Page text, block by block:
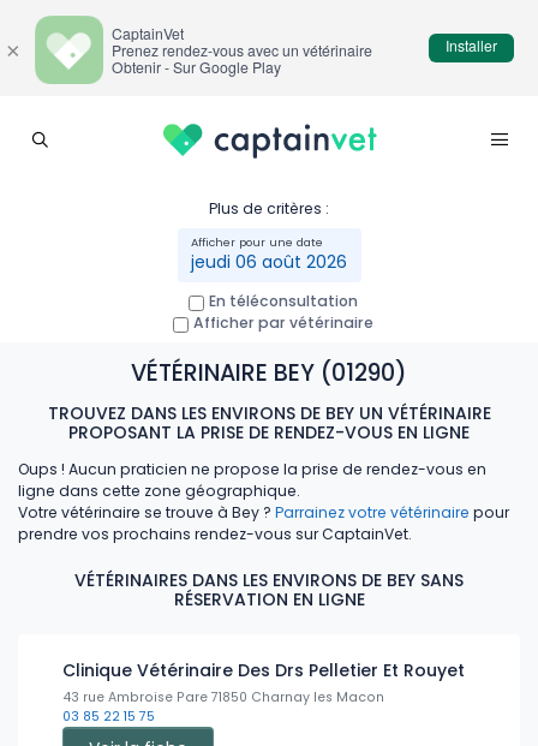
Plus de critères :
jeudi 06 août 2026
En téléconsultation
Afficher par vétérinaire
VÉTÉRINAIRE BEY (01290)
TROUVEZ DANS LES ENVIRONS DE BEY UN VÉTÉRINAIRE
PROPOSANT LA PRISE DE RENDEZ-VOUS EN LIGNE
Oups ! Aucun praticien ne propose la prise de rendez-vous en
ligne dans cette zone géographique.
Votre vétérinaire se trouve à Bey ? Parrainez votre vétérinaire pour
prendre vos prochains rendez-vous sur CaptainVet.
VÉTÉRINAIRES DANS LES ENVIRONS DE BEY SANS
RÉSERVATION EN LIGNE
Clinique Vétérinaire Des Drs Pelletier Et Rouyet
43 rue Ambroise Pare 71850 Charnay les Macon
03 85 22 15 75
×
CaptainVet
Prenez rendez-vous avec un vétérinaire
Obtenir - Sur Google Play
Installer